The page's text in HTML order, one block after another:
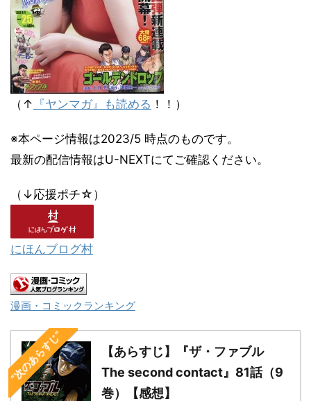
（↑ 『ヤンマガ』も読める ！！）
※本ページ情報は2023/5 時点のものです。
最新の配信情報はU-NEXTにてご確認ください。
（↓応援ポチ☆）
にほんブログ村
漫画・コミックランキング
“次のあらすじ”
【あらすじ】『ザ・ファブル
The second contact』81話（9
巻）【感想】